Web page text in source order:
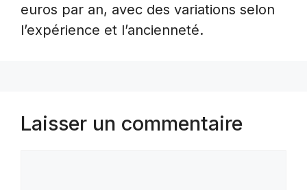
euros par an, avec des variations selon
l’expérience et l’ancienneté.
Laisser un commentaire